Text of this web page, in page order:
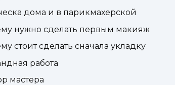
дома и в парикмахерской
нужно сделать первым макияж
стоит сделать сначала укладку
работа
мастера